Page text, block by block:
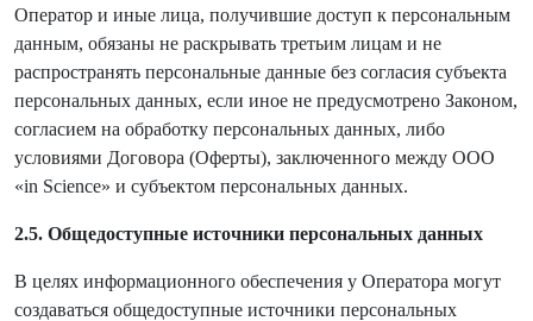
Оператор и иные лица, получившие доступ к персональным
данным, обязаны не раскрывать третьим лицам и не
распространять персональные данные без согласия субъекта
персональных данных, если иное не предусмотрено Законом,
согласием на обработку персональных данных, либо
условиями Договора (Оферты), заключенного между ООО
«in Science» и субъектом персональных данных.
2.5. Общедоступные источники персональных данных
В целях информационного обеспечения у Оператора могут
создаваться общедоступные источники персональных